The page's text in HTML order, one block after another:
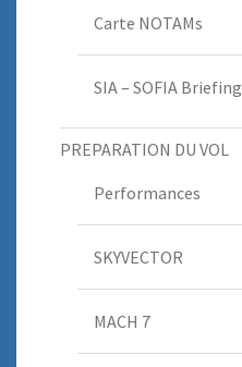
Carte NOTAMs
SIA – SOFIA Briefing
PREPARATION DU VOL
Performances
SKYVECTOR
MACH 7